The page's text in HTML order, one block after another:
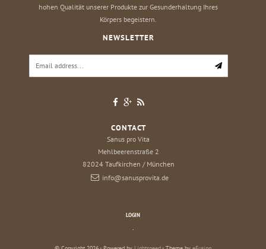
hohen Qualität unserer Produkte zur Gesunderhaltung Ihres
Körpers begeistern.
NEWSLETTER
CONTACT
Sanus pro Vita
Mehlbeerenstraße 2
82024 Taufkirchen / München
info@sanusprovita.de
LOGIN